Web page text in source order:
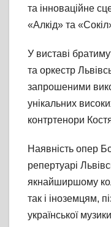
та інноваційне
«Алкід» та
У виставі
та оркестр
запрошеними
унікальних
контртенори
Наявність опер
репертуарі
якнайширшому
так і іноземцям,
української